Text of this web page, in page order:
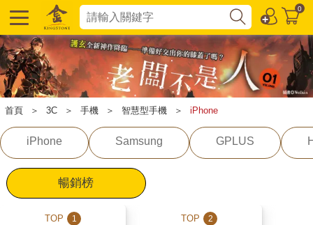
0
首頁 ＞ 3C ＞ 手機 ＞ 智慧型手機 ＞ iPhone
iPhone Samsung GPLUS
暢銷榜
TOP 1 TOP 2